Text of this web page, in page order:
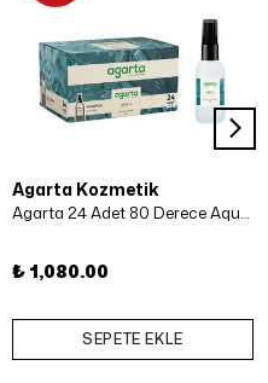
Agarta Kozmetik
Agarta 24 Adet 80 Derece Aqua Kolonya 50 ml
₺ 1,080.00
SEPETE EKLE